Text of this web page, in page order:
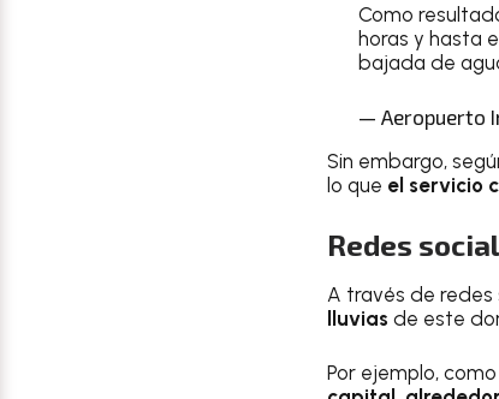
Como
horas y hasta
bajada de
— Aeropuerto
Sin embargo,
lo que el servicio
Redes
A través de redes
lluvias de este
Por ejemplo,